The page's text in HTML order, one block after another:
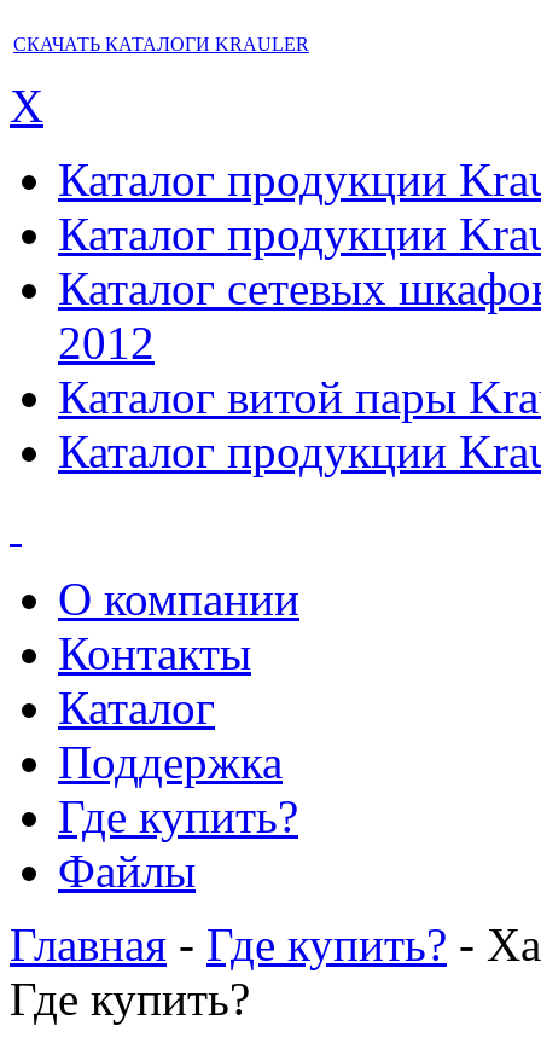
СКАЧАТЬ КАТАЛОГИ KRAULER
X
Каталог продукции
Каталог продукции
Каталог сетевых
2012
Каталог витой пары
Каталог продукции
О компании
Контакты
Каталог
Поддержка
Где купить?
Файлы
Главная - Где купить? -
Где купить?